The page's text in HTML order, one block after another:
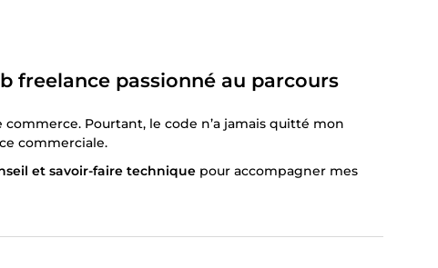
freelance passionné au parcours
Pourtant, le code n’a jamais quitté mon
commerciale.
et savoir-faire technique pour accompagner mes
pour le référencement et la conversion.